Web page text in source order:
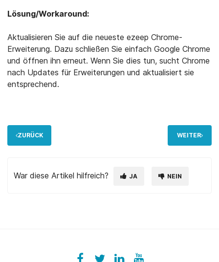
Lösung/Workaround:
Aktualisieren Sie auf die neueste ezeep Chrome-
Erweiterung. Dazu schließen Sie einfach Google Chrome
und öffnen ihn erneut. Wenn Sie dies tun, sucht Chrome
nach Updates für Erweiterungen und aktualisiert sie
entsprechend.
ZURÜCK WEITER
War diese Artikel hilfreich? JA NEIN
Facebook
ezeeplive
Twitter
ezeepLinkedIn
ezeepYouTube